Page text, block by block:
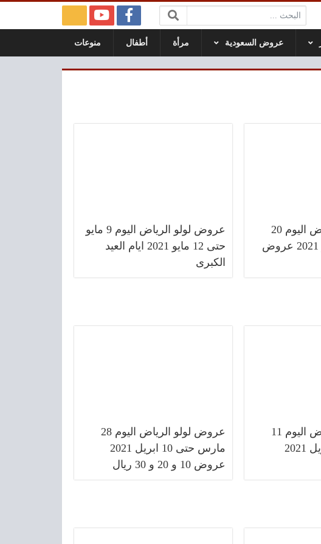
البحث:
عروض السعودية مرأة أطفال منوعات
عروض لولو الرياض اليوم 20
مايو حتى 25 مايو 2021 عروض
عروض لولو الرياض اليوم 9 مايو
حتى 12 مايو 2021 ايام العيد
الكبرى
عروض لولو الرياض اليوم 11
ابريل حتى 24 ابريل 2021
عروض لولو الرياض اليوم 28
مارس حتى 10 ابريل 2021
عروض 10 و 20 و 30 ريال